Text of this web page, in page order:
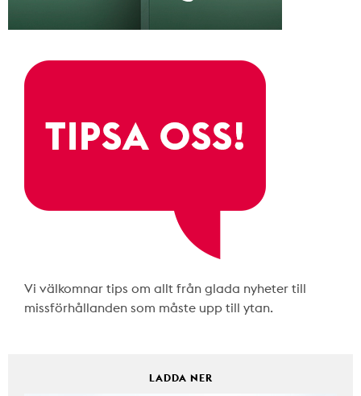
Vi välkomnar tips om allt från glada nyheter till
missförhållanden som måste upp till ytan.
LADDA NER